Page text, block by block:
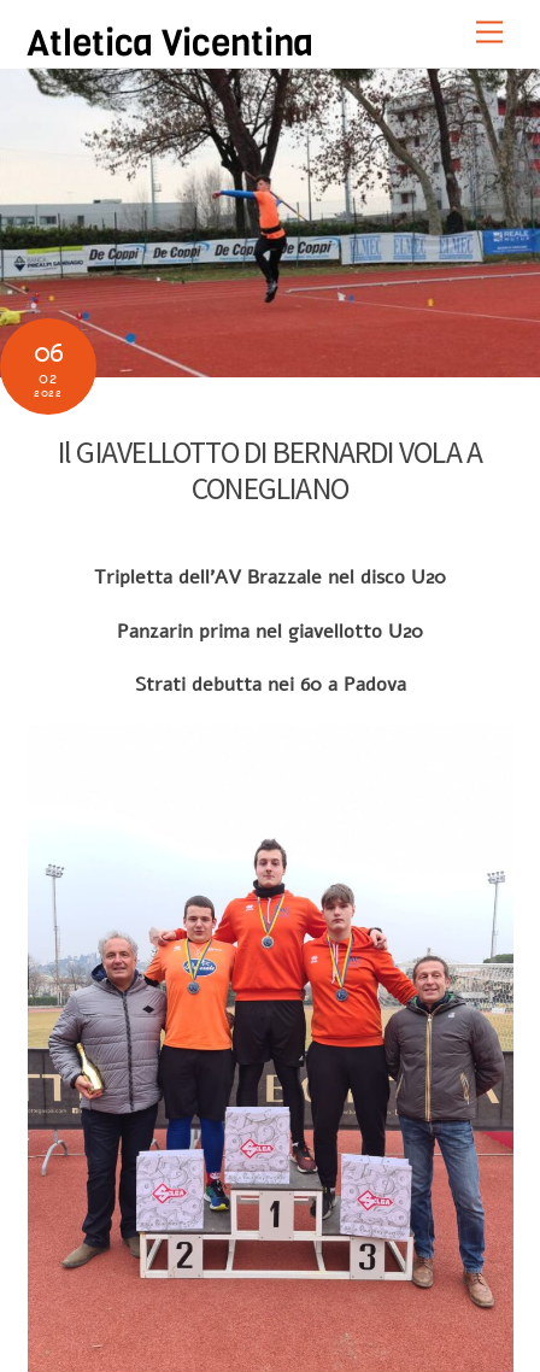
content
Atletica Vicentina
06
02
2022
Il GIAVELLOTTO DI BERNARDI VOLA A
CONEGLIANO
Tripletta dell’AV Brazzale nel disco U20
Panzarin prima nel giavellotto U20
Strati debutta nei 60 a Padova